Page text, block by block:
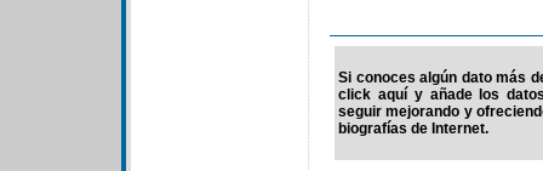
Si conoces algún dato más
click aquí y añade los
seguir mejorando y
biografías de Internet.